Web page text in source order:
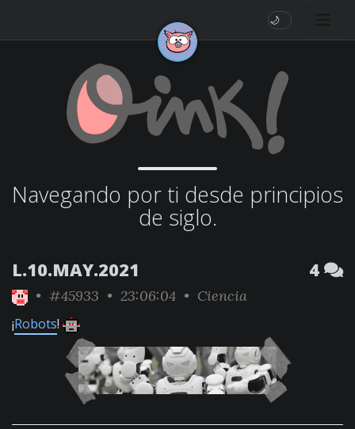
🌙
Navegando por ti desde principios
de siglo.
L.10.MAY.2021 4
• #45933 • 23:06:04 • Ciencia
¡Robots!